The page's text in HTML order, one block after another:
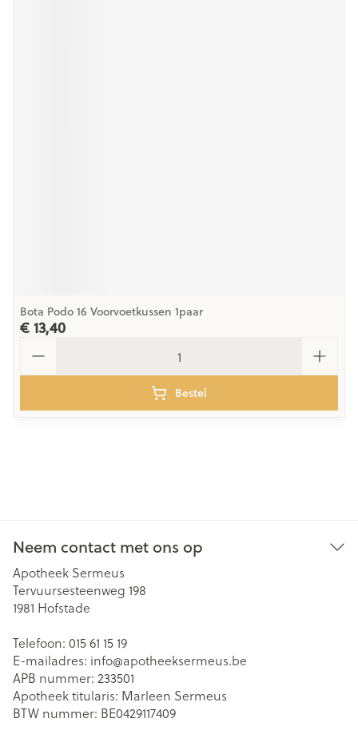
Bota Podo 16 Voorvoetkussen 1paar
€ 13,40
Bestel
Neem contact met ons op
Apotheek Sermeus
Tervuursesteenweg 198
1981 Hofstade
Telefoon: 015 61 15 19
E-mailadres: info@apotheeksermeus.be
APB nummer: 233501
Apotheek titularis: Marleen Sermeus
BTW nummer: BE0429117409